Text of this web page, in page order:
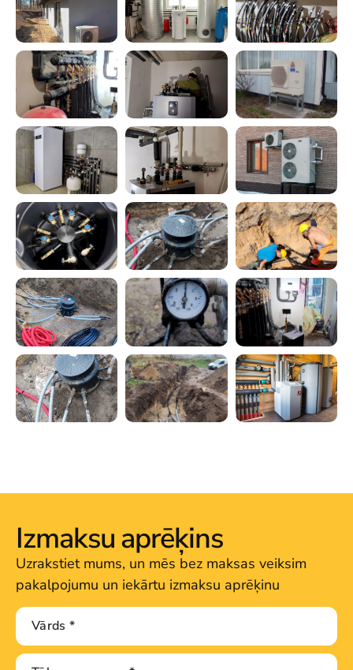
Izmaksu aprēķins
Uzrakstiet mums, un mēs bez maksas veiksim
pakalpojumu un iekārtu izmaksu aprēķinu